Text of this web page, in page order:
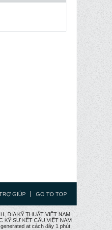
GIÚP GO TO TOP
ĐỊA KỸ THUẬT VIỆT NAM.
KỸ SƯ KẾT CÂU VIỆT NAM
at cách đây 1 phút.